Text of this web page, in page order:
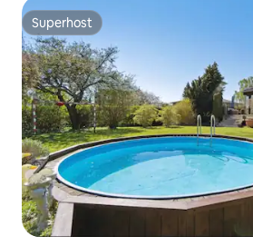
Superhost
Superhost